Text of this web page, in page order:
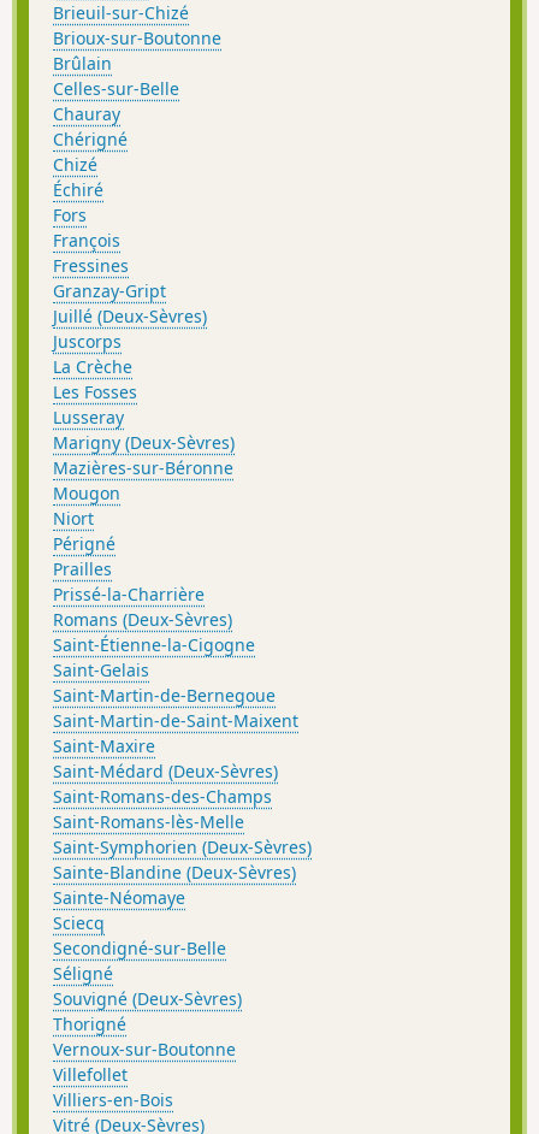
Brieuil-sur-Chizé
Brioux-sur-Boutonne
Brûlain
Celles-sur-Belle
Chauray
Chérigné
Chizé
Échiré
Fors
François
Fressines
Granzay-Gript
Juillé (Deux-Sèvres)
Juscorps
La Crèche
Les Fosses
Lusseray
Marigny (Deux-Sèvres)
Mazières-sur-Béronne
Mougon
Niort
Périgné
Prailles
Prissé-la-Charrière
Romans (Deux-Sèvres)
Saint-Étienne-la-Cigogne
Saint-Gelais
Saint-Martin-de-Bernegoue
Saint-Martin-de-Saint-Maixent
Saint-Maxire
Saint-Médard (Deux-Sèvres)
Saint-Romans-des-Champs
Saint-Romans-lès-Melle
Saint-Symphorien (Deux-Sèvres)
Sainte-Blandine (Deux-Sèvres)
Sainte-Néomaye
Sciecq
Secondigné-sur-Belle
Séligné
Souvigné (Deux-Sèvres)
Thorigné
Vernoux-sur-Boutonne
Villefollet
Villiers-en-Bois
Vitré (Deux-Sèvres)